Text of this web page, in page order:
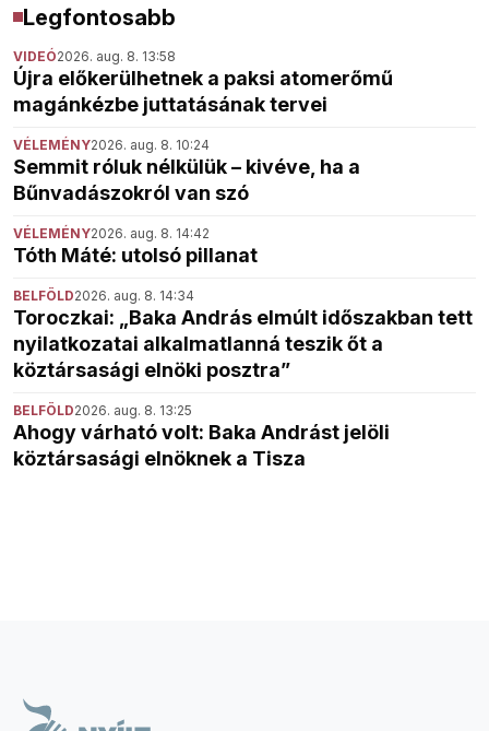
Legfontosabb
VIDEÓ2026. aug. 8. 13:58
Újra előkerülhetnek a paksi atomerőmű
magánkézbe juttatásának tervei
VÉLEMÉNY2026. aug. 8. 10:24
Semmit róluk nélkülük – kivéve, ha a
Bűnvadászokról van szó
VÉLEMÉNY2026. aug. 8. 14:42
Tóth Máté: utolsó pillanat
BELFÖLD2026. aug. 8. 14:34
Toroczkai: „Baka András elmúlt időszakban tett
nyilatkozatai alkalmatlanná teszik őt a
köztársasági elnöki posztra”
BELFÖLD2026. aug. 8. 13:25
Ahogy várható volt: Baka Andrást jelöli
köztársasági elnöknek a Tisza